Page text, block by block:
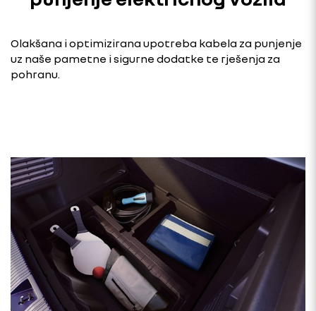
Olakšana i optimizirana upotreba kabela za punjenje
uz naše pametne i sigurne dodatke te rješenja za
pohranu.